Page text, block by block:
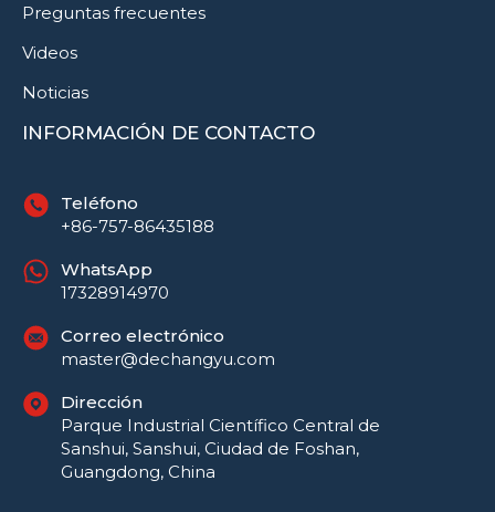
Preguntas frecuentes
Videos
Noticias
INFORMACIÓN DE CONTACTO
Teléfono
+86-757-86435188
WhatsApp
17328914970
Correo electrónico
master@dechangyu.com
Dirección
Parque Industrial Científico Central de
Sanshui, Sanshui, Ciudad de Foshan,
Guangdong, China